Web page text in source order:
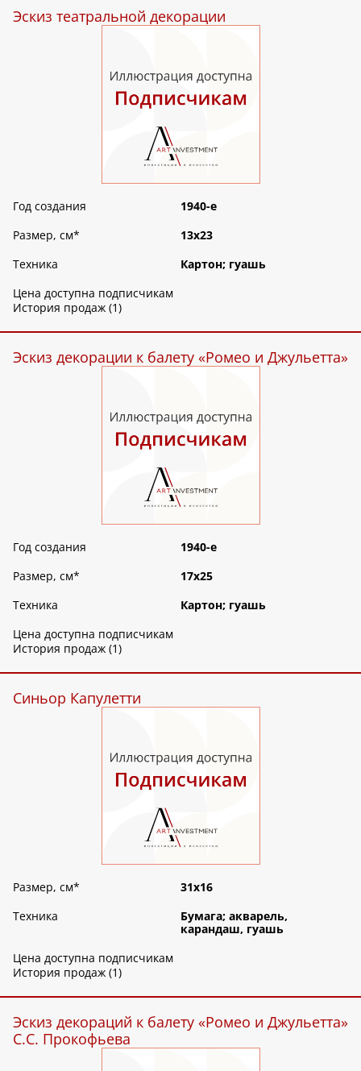
Эскиз театральной декорации
Год создания
1940-е
Размер, см*
13х23
Техника
Картон; гуашь
Цена доступна подписчикам
История продаж (1)
Эскиз декорации к балету «Ромео и Джульетта»
Год создания
1940-е
Размер, см*
17х25
Техника
Картон; гуашь
Цена доступна подписчикам
История продаж (1)
Синьор Капулетти
Размер, см*
31х16
Техника
Бумага; акварель,
карандаш, гуашь
Цена доступна подписчикам
История продаж (1)
Эскиз декораций к балету «Ромео и Джульетта»
С.С. Прокофьева